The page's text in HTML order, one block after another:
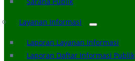
Layanan Informasi
Laporan Layanan Informasi
Laporan Daftar Informasi Publik